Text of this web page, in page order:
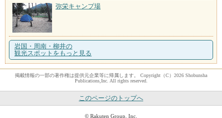
弥栄キャンプ場
岩国・周南・柳井の
観光スポットをもっと見る
掲載情報の一部の著作権は提供元企業等に帰属します。 Copyright（C）2026 Shobunsha
Publications,Inc. All rights reserved.
このページのトップへ
© Rakuten Group, Inc.